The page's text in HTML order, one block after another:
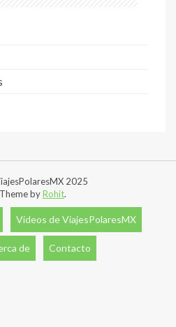
2025
byRohit.
Vídeos de ViajesPolaresMX
de Contacto